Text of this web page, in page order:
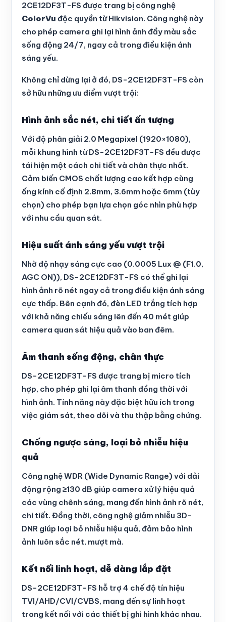
2CE12DF3T-FS được trang bị công nghệ
ColorVu độc quyền từ Hikvision. Công nghệ này
cho phép camera ghi lại hình ảnh đầy màu sắc
sống động 24/7, ngay cả trong điều kiện ánh
sáng yếu.
Không chỉ dừng lại ở đó, DS-2CE12DF3T-FS còn
sở hữu những ưu điểm vượt trội:
Hình ảnh sắc nét, chi tiết ấn tượng
Với độ phân giải 2.0 Megapixel (1920×1080),
mỗi khung hình từ DS-2CE12DF3T-FS đều được
tái hiện một cách chi tiết và chân thực nhất.
Cảm biến CMOS chất lượng cao kết hợp cùng
ống kính cố định 2.8mm, 3.6mm hoặc 6mm (tùy
chọn) cho phép bạn lựa chọn góc nhìn phù hợp
với nhu cầu quan sát.
Hiệu suất ánh sáng yếu vượt trội
Nhờ độ nhạy sáng cực cao (0.0005 Lux @ (F1.0,
AGC ON)), DS-2CE12DF3T-FS có thể ghi lại
hình ảnh rõ nét ngay cả trong điều kiện ánh sáng
cực thấp. Bên cạnh đó, đèn LED trắng tích hợp
với khả năng chiếu sáng lên đến 40 mét giúp
camera quan sát hiệu quả vào ban đêm.
Âm thanh sống động, chân thực
DS-2CE12DF3T-FS được trang bị micro tích
hợp, cho phép ghi lại âm thanh đồng thời với
hình ảnh. Tính năng này đặc biệt hữu ích trong
việc giám sát, theo dõi và thu thập bằng chứng.
Chống ngược sáng, loại bỏ nhiễu hiệu
quả
Công nghệ WDR (Wide Dynamic Range) với dải
động rộng ≥130 dB giúp camera xử lý hiệu quả
các vùng chênh sáng, mang đến hình ảnh rõ nét,
chi tiết. Đồng thời, công nghệ giảm nhiễu 3D-
DNR giúp loại bỏ nhiễu hiệu quả, đảm bảo hình
ảnh luôn sắc nét, mượt mà.
Kết nối linh hoạt, dễ dàng lắp đặt
DS-2CE12DF3T-FS hỗ trợ 4 chế độ tín hiệu
TVI/AHD/CVI/CVBS, mang đến sự linh hoạt
trong kết nối với các thiết bị ghi hình khác nhau.